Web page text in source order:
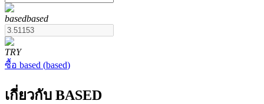
ฟิวเจอร์สที่ใช้ USDT เป็นหลักประกัน
basedbased
TRY
ซื้อ based (based)
เกี่ยวกับ BASED